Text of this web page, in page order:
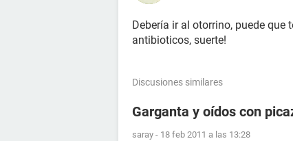
Debería ir al otorrino, puede
antibioticos, suerte!
Discusiones similares
Garganta y oídos con
saray - 18 feb 2011 a las 13:28